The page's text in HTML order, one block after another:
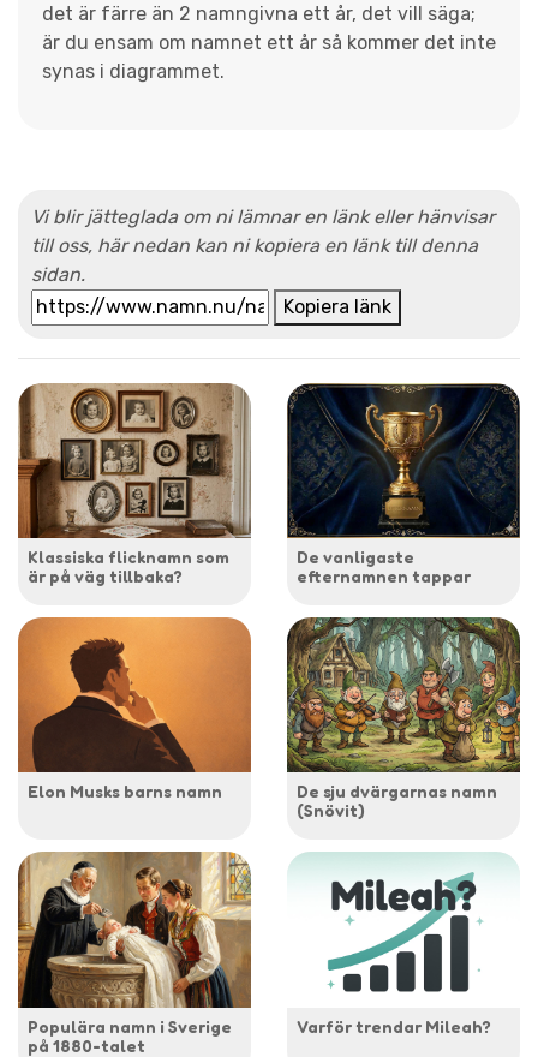
det är färre än 2 namngivna ett år, det vill säga;
är du ensam om namnet ett år så kommer det inte
synas i diagrammet.
Vi blir jätteglada om ni lämnar en länk eller hänvisar
till oss, här nedan kan ni kopiera en länk till denna
sidan.
Kopiera länk
Klassiska flicknamn som
är på väg tillbaka?
De vanligaste
efternamnen tappar
Elon Musks barns namn
De sju dvärgarnas namn
(Snövit)
Populära namn i Sverige
på 1880-talet
Varför trendar Mileah?